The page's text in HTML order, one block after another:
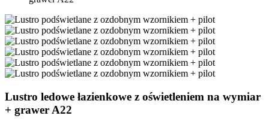
Lustro ledowe łazienkowe z oświetleniem na wymiar
+ grawer A22